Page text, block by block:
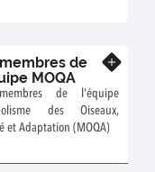
de
MOQA
de l'équipe
des Oiseaux,
et Adaptation (MOQA)